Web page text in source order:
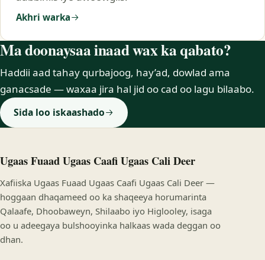
Akhri warka
Ma doonaysaa inaad wax ka qabato?
Haddii aad tahay qurbajoog, hay’ad, dowlad ama
ganacsade — waxaa jira hal jid oo cad oo lagu bilaabo.
Sida loo iskaashado
Ugaas Fuaad Ugaas Caafi Ugaas Cali Deer
Xafiiska Ugaas Fuaad Ugaas Caafi Ugaas Cali Deer —
hoggaan dhaqameed oo ka shaqeeya horumarinta
Qalaafe, Dhoobaweyn, Shilaabo iyo Higlooley, isaga
oo u adeegaya bulshooyinka halkaas wada deggan oo
dhan.